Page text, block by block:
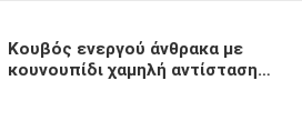
Κουβός ενεργού άνθρακα με
κουνουπίδι χαμηλή αντίσταση